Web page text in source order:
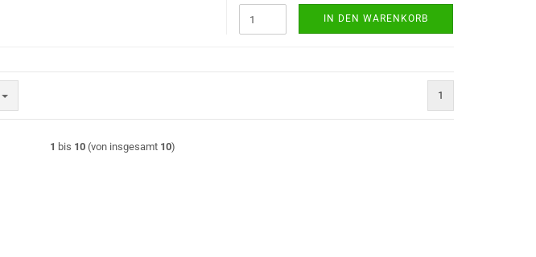
IN DEN WARENKORB
1
1 bis 10 (von insgesamt 10)